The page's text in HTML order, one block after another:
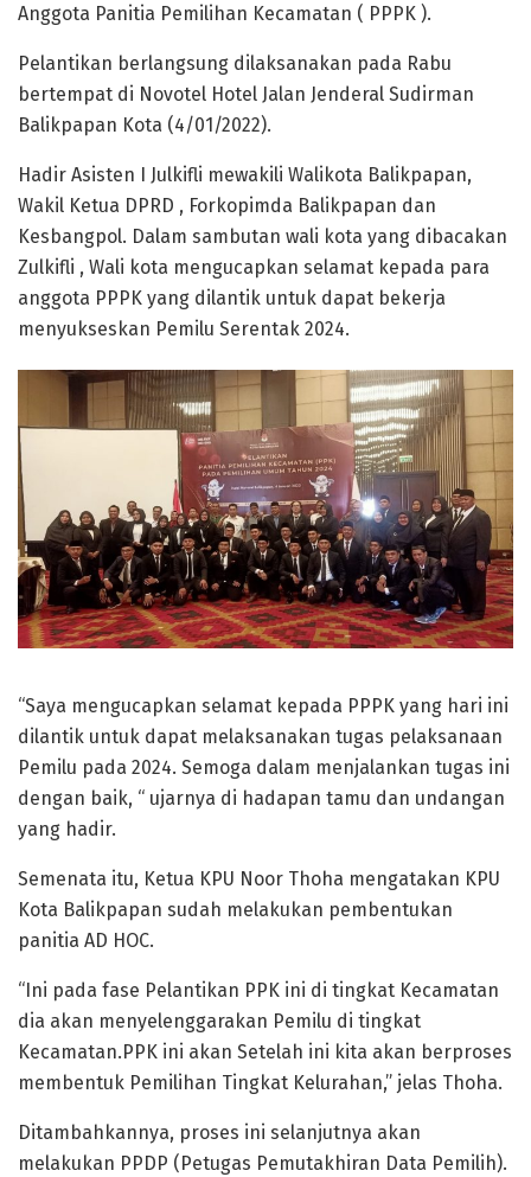
Anggota Panitia Pemilihan Kecamatan ( PPPK ).
Pelantikan berlangsung dilaksanakan pada Rabu
bertempat di Novotel Hotel Jalan Jenderal Sudirman
Balikpapan Kota (4/01/2022).
Hadir Asisten I Julkifli mewakili Walikota Balikpapan,
Wakil Ketua DPRD , Forkopimda Balikpapan dan
Kesbangpol. Dalam sambutan wali kota yang dibacakan
Zulkifli , Wali kota mengucapkan selamat kepada para
anggota PPPK yang dilantik untuk dapat bekerja
menyukseskan Pemilu Serentak 2024.
“Saya mengucapkan selamat kepada PPPK yang hari ini
dilantik untuk dapat melaksanakan tugas pelaksanaan
Pemilu pada 2024. Semoga dalam menjalankan tugas ini
dengan baik, “ ujarnya di hadapan tamu dan undangan
yang hadir.
Semenata itu, Ketua KPU Noor Thoha mengatakan KPU
Kota Balikpapan sudah melakukan pembentukan
panitia AD HOC.
“Ini pada fase Pelantikan PPK ini di tingkat Kecamatan
dia akan menyelenggarakan Pemilu di tingkat
Kecamatan.PPK ini akan Setelah ini kita akan berproses
membentuk Pemilihan Tingkat Kelurahan,” jelas Thoha.
Ditambahkannya, proses ini selanjutnya akan
melakukan PPDP (Petugas Pemutakhiran Data Pemilih).